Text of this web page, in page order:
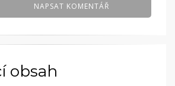
NAPSAT KOMENTÁŘ
obsah